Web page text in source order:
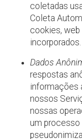
coletadas
Coleta
cookies,
incorporados.
Dados
respostas
informações
nossos
nossas
um